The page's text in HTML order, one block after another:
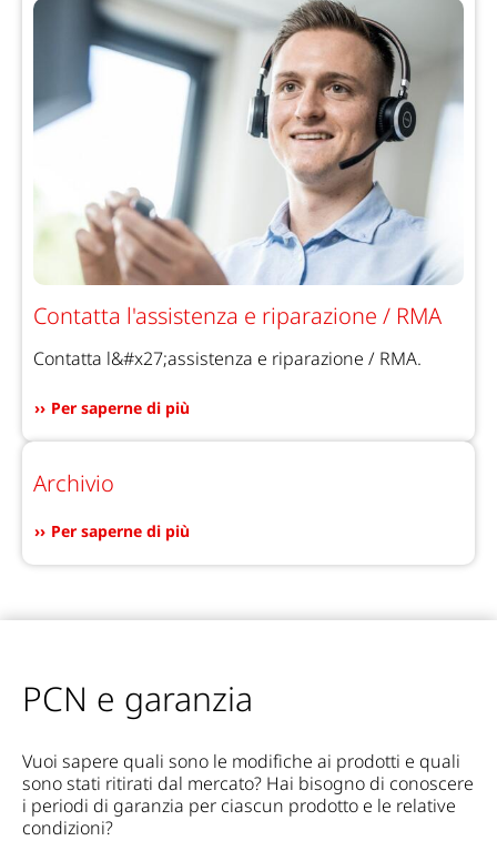
Contatta l'assistenza e riparazione / RMA
Contatta l&#x27;assistenza e riparazione / RMA.
Per saperne di più
Archivio
Per saperne di più
PCN e garanzia
Vuoi sapere quali sono le modifiche ai prodotti e quali
sono stati ritirati dal mercato? Hai bisogno di conoscere
i periodi di garanzia per ciascun prodotto e le relative
condizioni?